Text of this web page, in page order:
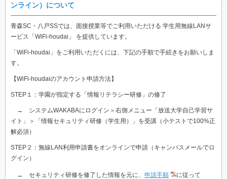
ンライン）について
青森SC・八戸SSでは、面接授業等でご利用いただける 学生用無線LANサ
ービス「WiFi-houdai」 を提供しています。
「WiFi-houdai」をご利用いただくには、下記の手順で手続きをお願いしま
す。
【WiFi-houdaiのアカウント申請方法】
STEP １：学園が指定する「情報リテラシー研修」の修了
→ システムWAKABAにログイン＞右側メニュー「放送大学自己学習サ
イト」＞「情報セキュリティ研修（学生用）
」を受講（小テストで100%正
解必須）
STEP ２：無線LAN利用申請書をオンラインで申請 （キャンパスメールでロ
グイン）
→ セキュリティ研修を修了した情報を元に、 申請手順 に従って